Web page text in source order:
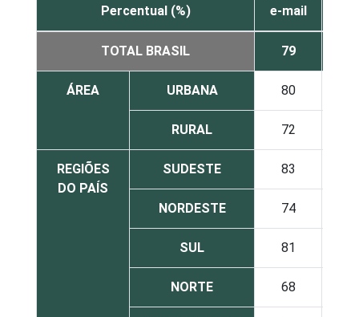
Percentual (%)
e-mail
TOTAL BRASIL 79
ÁREA URBANA 80
RURAL 72
REGIÕES
DO PAÍS
SUDESTE 83
NORDESTE 74
SUL 81
NORTE 68